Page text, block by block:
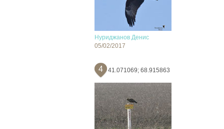
Нуриджанов Денис
05/02/2017
4 41.071069; 68.915863